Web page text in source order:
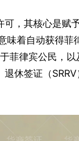
，其核心是赋
味着自动获得菲
菲律宾公民，
休签证（